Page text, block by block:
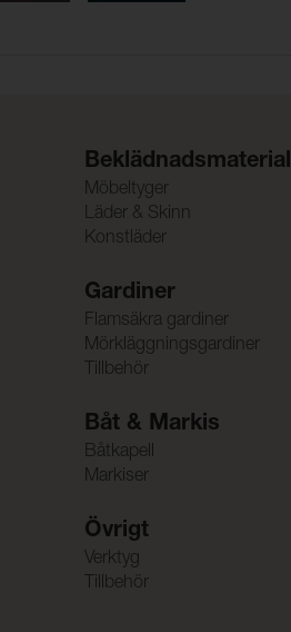
Beklädnadsmaterial
Möbeltyger
Läder & Skinn
Konstläder
Gardiner
Flamsäkra gardiner
Mörkläggningsgardiner
Tillbehör
Båt & Markis
Båtkapell
Markiser
Övrigt
Verktyg
Tillbehör